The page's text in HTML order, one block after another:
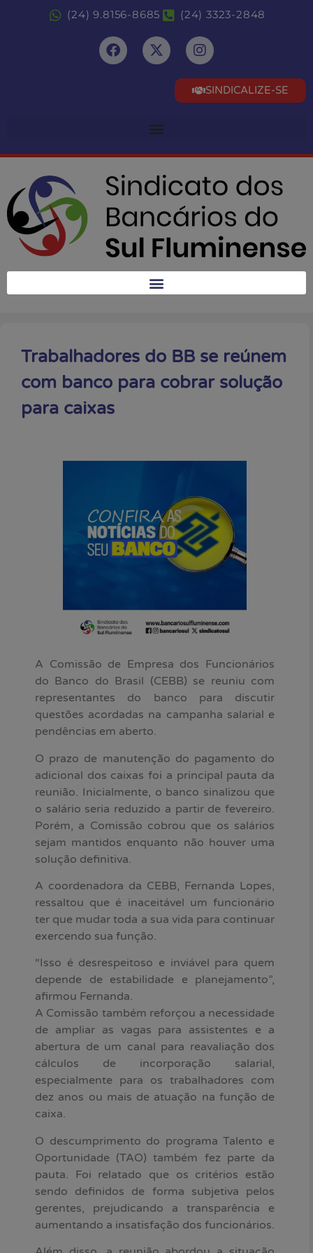
(24) 9.8156-8685 (24) 3323-2848
SINDICALIZE-SE
Trabalhadores do BB se reúnem
com banco para cobrar solução
para caixas
A Comissão de Empresa dos Funcionários
do Banco do Brasil (CEBB) se reuniu com
representantes do banco para discutir
questões acordadas na campanha salarial e
pendências em aberto.
O prazo de manutenção do pagamento do
adicional dos caixas foi a principal pauta da
reunião. Inicialmente, o banco sinalizou que
o salário seria reduzido a partir de fevereiro.
Porém, a Comissão cobrou que os salários
sejam mantidos enquanto não houver uma
solução definitiva.
A coordenadora da CEBB, Fernanda Lopes,
ressaltou que é inaceitável um funcionário
ter que mudar toda a sua vida para continuar
exercendo sua função.
“Isso é desrespeitoso e inviável para quem
depende de estabilidade e planejamento”,
afirmou Fernanda.
A Comissão também reforçou a necessidade
de ampliar as vagas para assistentes e a
abertura de um canal para reavaliação dos
cálculos de incorporação salarial,
especialmente para os trabalhadores com
dez anos ou mais de atuação na função de
caixa.
O descumprimento do programa Talento e
Oportunidade (TAO) também fez parte da
pauta. Foi relatado que os critérios estão
sendo definidos de forma subjetiva pelos
gerentes, prejudicando a transparência e
aumentando a insatisfação dos funcionários.